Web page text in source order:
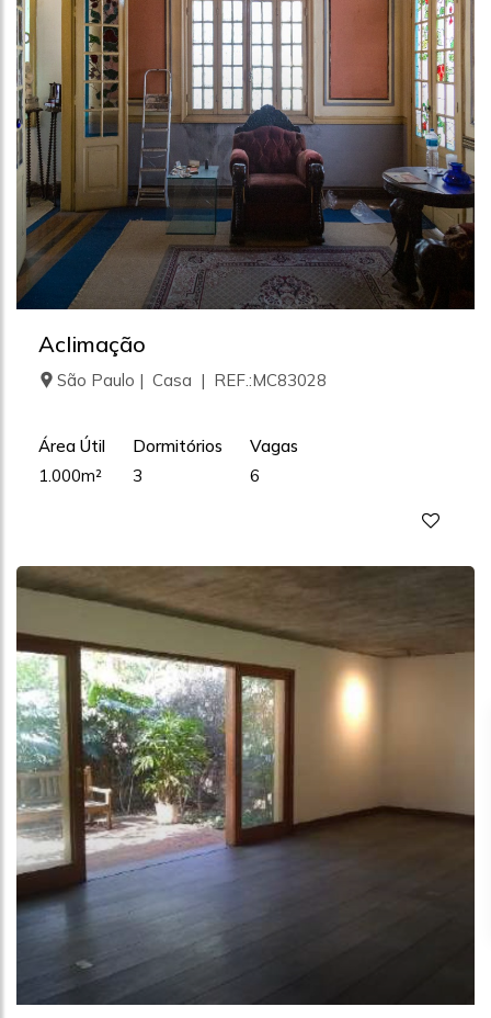
Aclimação
São Paulo | Casa | REF.:MC83028
Área Útil
1.000m²
Dormitórios
3
Vagas
6